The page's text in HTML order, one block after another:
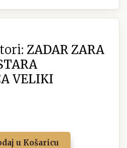
ZADAR ZARA
VELIKI
u Košaricu